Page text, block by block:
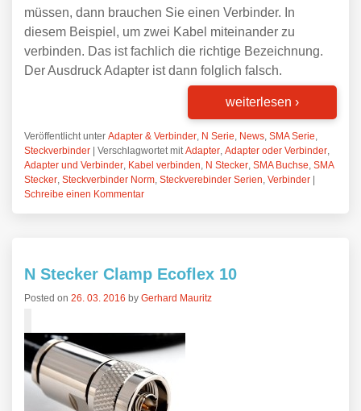
müssen, dann brauchen Sie einen Verbinder. In
diesem Beispiel, um zwei Kabel miteinander zu
verbinden. Das ist fachlich die richtige Bezeichnung.
Der Ausdruck Adapter ist dann folglich falsch.
weiterlesen ›
Veröffentlicht unter Adapter & Verbinder N Serie News SMA Serie
Steckverbinder | Verschlagwortet mit Adapter Adapter oder Verbinder
Adapter und Verbinder Kabel verbinden N Stecker SMA Buchse SMA
Stecker Steckverbinder Norm Steckverebinder Serien Verbinder |
Schreibe einen Kommentar
N Stecker Clamp Ecoflex 10
Posted on 26. 03. 2016 by Gerhard Mauritz